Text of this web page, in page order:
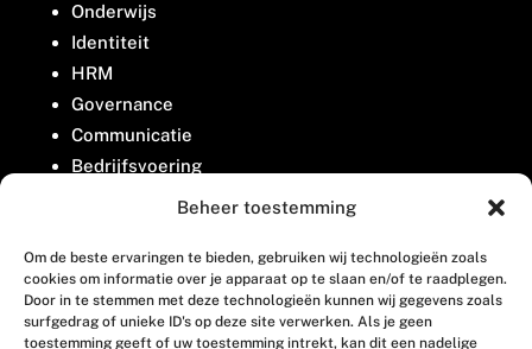
Beheer toestemming
Om de beste ervaringen te bieden, gebruiken wij technologieën zoals
cookies om informatie over je apparaat op te slaan en/of te raadplegen.
Door in te stemmen met deze technologieën kunnen wij gegevens zoals
surfgedrag of unieke ID's op deze site verwerken. Als je geen
toestemming geeft of uw toestemming intrekt, kan dit een nadelige
Onderwijs
Identiteit
HRM
Governance
Communicatie
Bedrijfsvoering
Belangenbehartiging
Contact
Houttuinlaan 8